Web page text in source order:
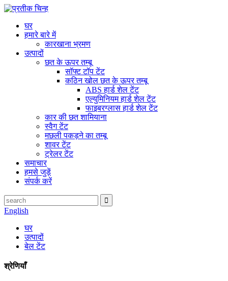
घर
हमारे बारे में
कारखाना भ्रमण
उत्पादों
छत के ऊपर तम्बू
सॉफ्ट टॉप टेंट
कठिन खोल छत के ऊपर तम्बू
ABS हार्ड शेल टेंट
एल्युमिनियम हार्ड शेल टेंट
फाइबरग्लास हार्ड शेल टेंट
कार की छत शामियाना
स्वैग टेंट
मछली पकड़ने का तम्बू
शावर टेंट
ट्रेलर टेंट
समाचार
हमसे जुड़ें
संपर्क करें
English
घर
उत्पादों
बेल टेंट
श्रेणियाँ